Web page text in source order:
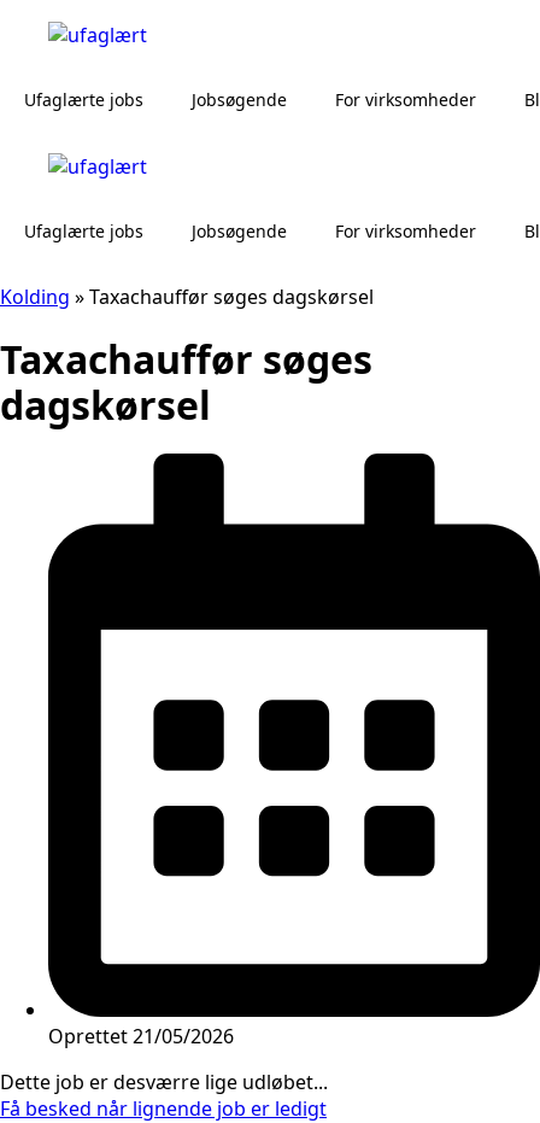
Ufaglærte jobs Jobsøgende For virksomheder
Ufaglærte jobs Jobsøgende For virksomheder
Kolding »Taxachauffør søges dagskørsel
Taxachauffør søges
dagskørsel
Oprettet21/05/2026
Dette job er desværre lige udløbet...
Få besked når lignende job er ledigt